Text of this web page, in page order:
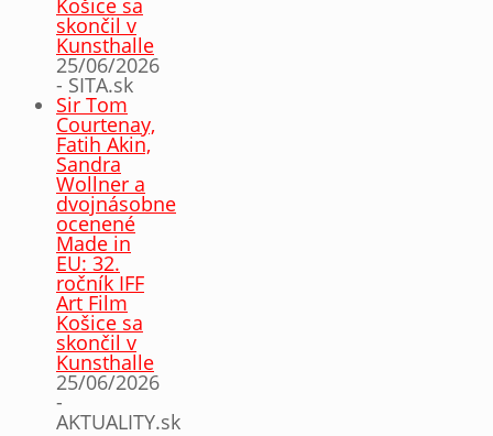
Košice sa
skončil v
Kunsthalle
25/06/2026
- SITA.sk
Sir Tom
Courtenay,
Fatih Akin,
Sandra
Wollner a
dvojnásobne
ocenené
Made in
EU: 32.
ročník IFF
Art Film
Košice sa
skončil v
Kunsthalle
25/06/2026
-
AKTUALITY.sk